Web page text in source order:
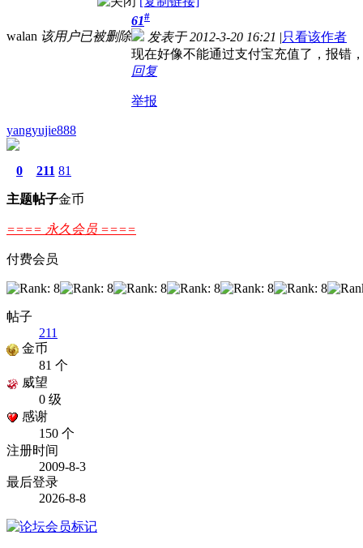
walan 该用户已被删除
61#
发表于 2012-3-20 16:21 |只看该作者
现在好像不能通过支付宝充值了，报错
回复
举报
yangyujie888
0
主题
211
帖子
81
金币
==== 永久会员 ====
付费会员
帖子
211
金币
81 个
威望
0 级
感谢
150 个
注册时间
2009-8-3
最后登录
2026-8-8